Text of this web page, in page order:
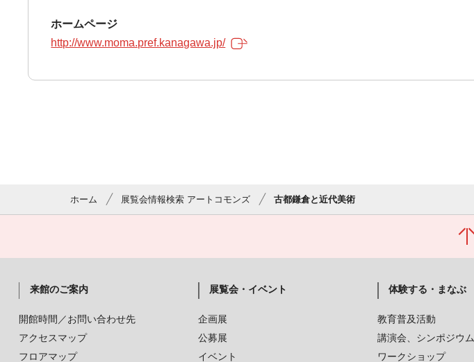
ホームページ
http://www.moma.pref.kanagawa.jp/
ホーム 展覧会情報検索 アートコモンズ 古都鎌倉と近代美術
来館のご案内
開館時間／お問い合わせ先
アクセスマップ
フロアマップ
展覧会・イベント
企画展
公募展
イベント
体験する・まなぶ
教育普及活動
講演会、シンポジウム
ワークショップ